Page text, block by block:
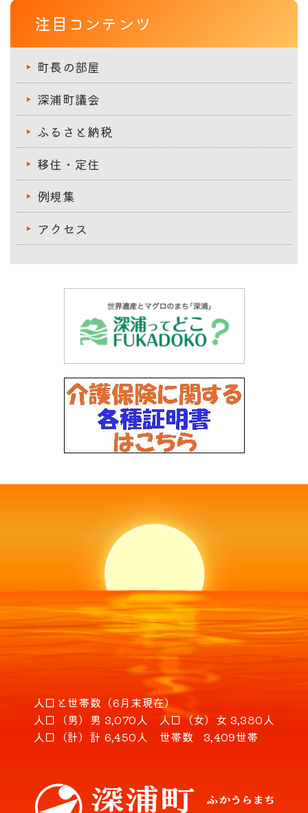
注目コンテンツ
町長の部屋
深浦町議会
ふるさと納税
移住・定住
例規集
アクセス
人口と世帯数（6月末現在）
人口（男） 男 3,070人 人口（女） 女 3,380人
人口（計） 計 6,450人 世帯数 3,409世帯